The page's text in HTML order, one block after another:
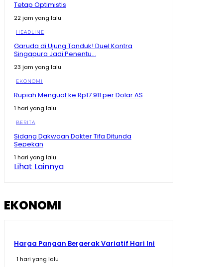
Tetap Optimistis
22 jam yang lalu
HEADLINE
Garuda di Ujung Tanduk! Duel Kontra
Singapura Jadi Penentu...
23 jam yang lalu
EKONOMI
Rupiah Menguat ke Rp17.911 per Dolar AS
1 hari yang lalu
BERITA
Sidang Dakwaan Dokter Tifa Ditunda
Sepekan
1 hari yang lalu
Lihat Lainnya
EKONOMI
Harga Pangan Bergerak Variatif Hari Ini
1 hari yang lalu